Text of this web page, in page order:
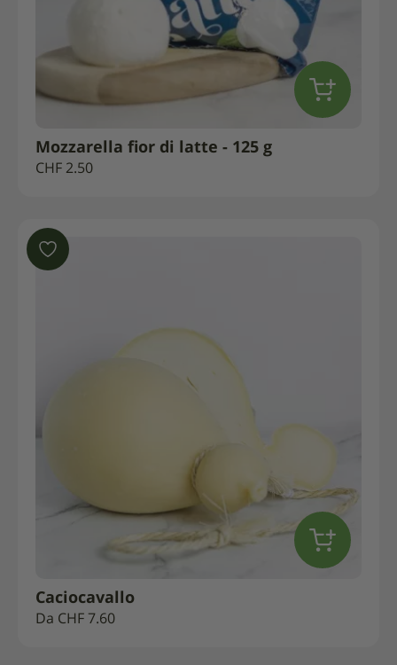
Mozzarella fior di latte - 125 g
CHF 2.50
Caciocavallo
Da CHF 7.60